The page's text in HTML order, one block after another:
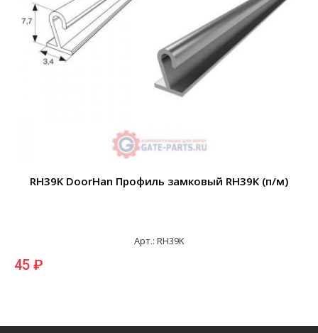
RH39K DoorHan Профиль замковый RH39K (п/м)
Арт.: RH39K
45 ₽